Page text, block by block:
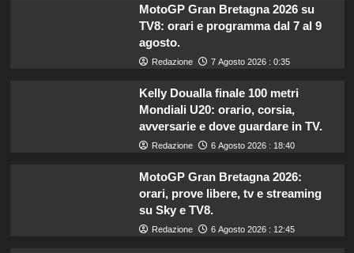
MotoGP Gran Bretagna 2026 su
TV8: orari e programma dal 7 al 9
agosto.
Redazione 7 Agosto 2026 : 0:35
Kelly Doualla finale 100 metri
Mondiali U20: orario, corsia,
avversarie e dove guardare in TV.
Redazione 6 Agosto 2026 : 18:40
MotoGP Gran Bretagna 2026:
orari, prove libere, tv e streaming
su Sky e TV8.
Redazione 6 Agosto 2026 : 12:45